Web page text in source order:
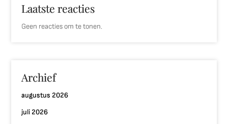
Laatste reacties
Geen reacties om te tonen.
Archief
augustus 2026
juli 2026